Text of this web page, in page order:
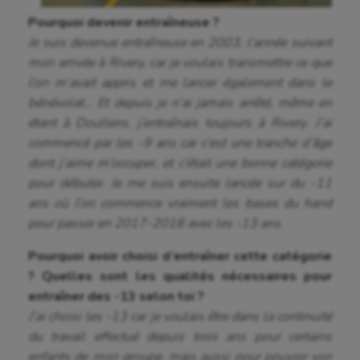
Pourquoi devenir entraîneuse ?
Je suis devenue entraîneuse en 2003, l’année suivant
mon arrivée à Rivery, car je voulais transmettre ce que
l’on m’avait appris et me lancer également dans le
bénévolat… Et depuis je n’ai jamais arrêté, même en
étant à Doullens, j’entraînais toujours à Rivery. J’ai
commencé par les -9 ans car c’est une tranche d’âge
dont j’aime m’occuper, et c’était une bonne catégorie
pour débuter. Je me suis ensuite lancée sur du -11
ans où l’on commence vraiment les bases du hand
pour passer en 2017-2018 avec les -13 ans.
Pourquoi avoir choisi d’entraîner cette catégorie
? Quelles sont les qualités nécessaires pour
entraîner des -13 selon toi ?
J’ai choisi les -13 car je voulais être dans la continuité
du travail effectué depuis trois ans pour certains